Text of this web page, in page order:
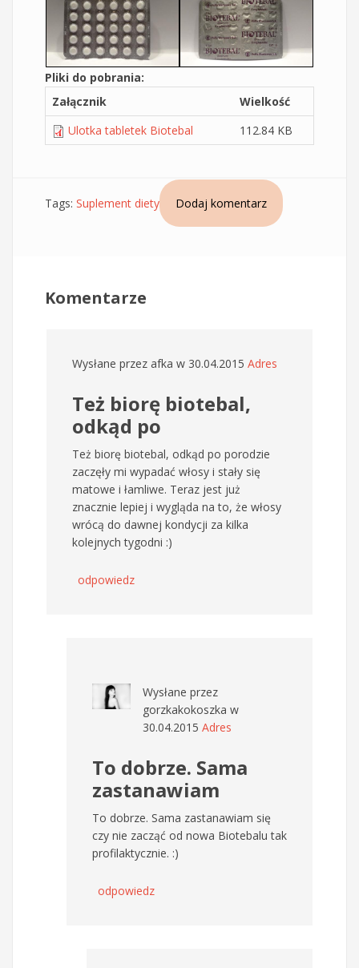
Pliki do pobrania:
Załącznik
Wielkość
Ulotka tabletek Biotebal
112.84 KB
Tags: Suplement diety Dodaj komentarz
Komentarze
Wysłane przez afka w 30.04.2015 Adres
Też biorę biotebal,
odkąd po
Też biorę biotebal, odkąd po porodzie
zaczęły mi wypadać włosy i stały się
matowe i łamliwe. Teraz jest już
znacznie lepiej i wygląda na to, że włosy
wrócą do dawnej kondycji za kilka
kolejnych tygodni :)
odpowiedz
Wysłane przez
gorzkakokoszka w
30.04.2015 Adres
To dobrze. Sama
zastanawiam
To dobrze. Sama zastanawiam się
czy nie zacząć od nowa Biotebalu tak
profilaktycznie. :)
odpowiedz